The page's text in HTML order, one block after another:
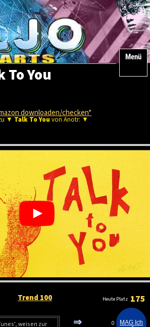
Menü
To You
downloaden/checken*
▼ Talk To You von Anotr: ▼
Trend 100 Heute Platz 175
weisen zur
⇒ 0